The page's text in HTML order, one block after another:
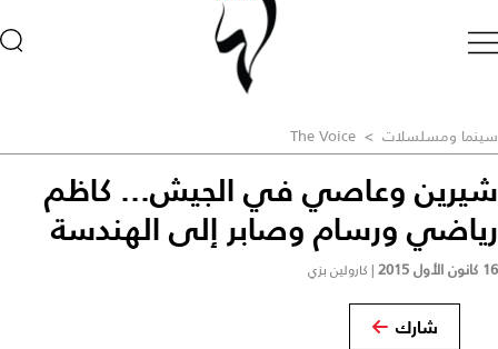
سينما ومسلسلات >
The Voice
شيرين وعاصي في الجيش... كاظم
رياضي ورسام وصابر إلى الهندسة
16 كانون الأول 2015 | كارولين بزي
شارك